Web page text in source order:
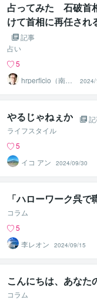
占ってみた 石破首
けて首相に再任され
記事
占い
5
hrperficio（南仙
台の父）
2024/
やるじゃねぇか
ライフスタイル
5
イコ アン
2024/09/30
「ハローワーク呉で
コラム
5
李レオン
2024/09/15
こんにちは、あなた
コラム